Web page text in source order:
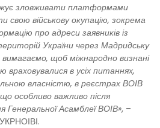
зловживати платформами
свою військову окупацію, зокрема
про адреси заявників із
України через Мадридську
щоб міжнародно визнані
враховувалися в усіх питаннях,
власністю, в реєстрах ВОІВ
особливо важливо після
Генеральної Асамблеї ВОІВ», –